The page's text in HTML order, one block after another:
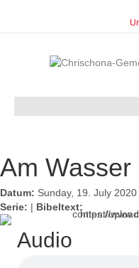
Am
Datum: Sunday, 19. July 2020
Serie: | Bibeltext:
Audio